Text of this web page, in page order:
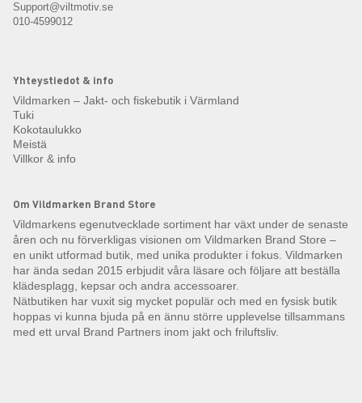
Support@viltmotiv.se
010-4599012
Yhteystiedot & info
Vildmarken – Jakt- och fiskebutik i Värmland
Tuki
Kokotaulukko
Meistä
Villkor & info
Om Vildmarken Brand Store
Vildmarkens egenutvecklade sortiment har växt under de senaste
åren och nu förverkligas visionen om Vildmarken Brand Store –
en unikt utformad butik, med unika produkter i fokus. Vildmarken
har ända sedan 2015 erbjudit våra läsare och följare att beställa
klädesplagg, kepsar och andra accessoarer.
Nätbutiken har vuxit sig mycket populär och med en fysisk butik
hoppas vi kunna bjuda på en ännu större upplevelse tillsammans
med ett urval Brand Partners inom jakt och friluftsliv.